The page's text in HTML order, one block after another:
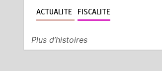
CONSEIL DES MINISTRES DU
04 AOUT 2026: Deux (02)
ACTUALITE FISCALITE
Plus d’histoires